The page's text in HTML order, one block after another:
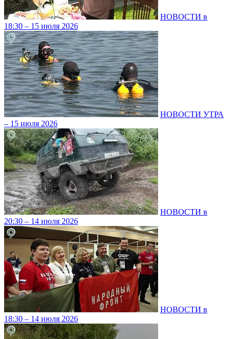
НОВОСТИ в
18:30 – 15 июля 2026
НОВОСТИ УТРА
– 15 июля 2026
НОВОСТИ в
20:30 – 14 июля 2026
НОВОСТИ в
18:30 – 14 июля 2026